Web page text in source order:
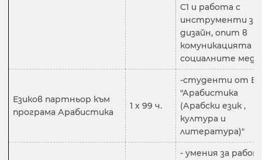
C1 и работа с
инструменти за
дизайн, опит в
комуникацията в
социалните
Езиков партньор към
програма Арабистика
1 х 99 ч.
-студенти от
"Арабистика
(Арабски език ,
култура и
литература)"
- умения за